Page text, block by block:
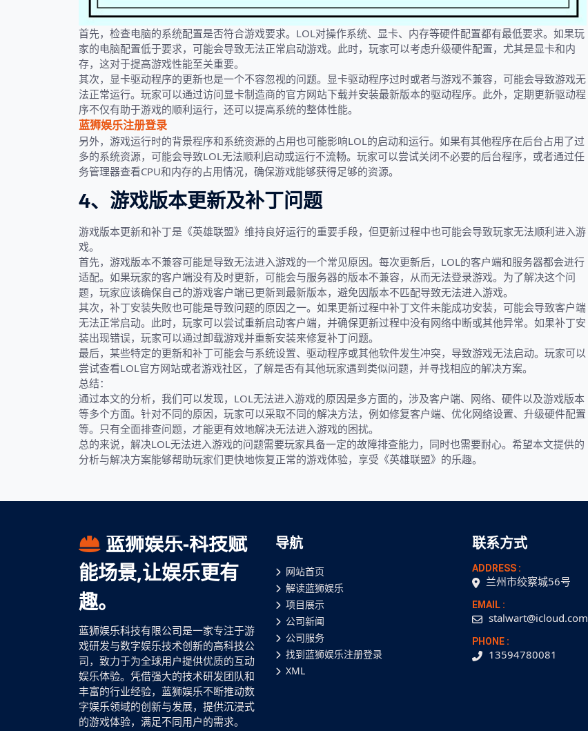
首先，检查电脑的系统配置是否符合游戏要求。LOL对操作系统、显卡、内存等硬件配置都有最低要求。如果玩
家的电脑配置低于要求，可能会导致无法正常启动游戏。此时，玩家可以考虑升级硬件配置，尤其是显卡和内
存，这对于提高游戏性能至关重要。
其次，显卡驱动程序的更新也是一个不容忽视的问题。显卡驱动程序过时或者与游戏不兼容，可能会导致游戏无
法正常运行。玩家可以通过访问显卡制造商的官方网站下载并安装最新版本的驱动程序。此外，定期更新驱动程
序不仅有助于游戏的顺利运行，还可以提高系统的整体性能。
蓝狮娱乐注册登录
另外，游戏运行时的背景程序和系统资源的占用也可能影响LOL的启动和运行。如果有其他程序在后台占用了过
多的系统资源，可能会导致LOL无法顺利启动或运行不流畅。玩家可以尝试关闭不必要的后台程序，或者通过任
务管理器查看CPU和内存的占用情况，确保游戏能够获得足够的资源。
4、游戏版本更新及补丁问题
游戏版本更新和补丁是《英雄联盟》维持良好运行的重要手段，但更新过程中也可能会导致玩家无法顺利进入游
戏。
首先，游戏版本不兼容可能是导致无法进入游戏的一个常见原因。每次更新后，LOL的客户端和服务器都会进行
适配。如果玩家的客户端没有及时更新，可能会与服务器的版本不兼容，从而无法登录游戏。为了解决这个问
题，玩家应该确保自己的游戏客户端已更新到最新版本，避免因版本不匹配导致无法进入游戏。
其次，补丁安装失败也可能是导致问题的原因之一。如果更新过程中补丁文件未能成功安装，可能会导致客户端
无法正常启动。此时，玩家可以尝试重新启动客户端，并确保更新过程中没有网络中断或其他异常。如果补丁安
装出现错误，玩家可以通过卸载游戏并重新安装来修复补丁问题。
最后，某些特定的更新和补丁可能会与系统设置、驱动程序或其他软件发生冲突，导致游戏无法启动。玩家可以
尝试查看LOL官方网站或者游戏社区，了解是否有其他玩家遇到类似问题，并寻找相应的解决方案。
总结：
通过本文的分析，我们可以发现，LOL无法进入游戏的原因是多方面的，涉及客户端、网络、硬件以及游戏版本
等多个方面。针对不同的原因，玩家可以采取不同的解决方法，例如修复客户端、优化网络设置、升级硬件配置
等。只有全面排查问题，才能更有效地解决无法进入游戏的困扰。
总的来说，解决LOL无法进入游戏的问题需要玩家具备一定的故障排查能力，同时也需要耐心。希望本文提供的
分析与解决方案能够帮助玩家们更快地恢复正常的游戏体验，享受《英雄联盟》的乐趣。
蓝狮娱乐-科技赋
能场景,让娱乐更有
趣。
蓝狮娱乐科技有限公司是一家专注于游
戏研发与数字娱乐技术创新的高科技公
司，致力于为全球用户提供优质的互动
娱乐体验。凭借强大的技术研发团队和
丰富的行业经验，蓝狮娱乐不断推动数
字娱乐领域的创新与发展，提供沉浸式
的游戏体验，满足不同用户的需求。
导航
网站首页
解读蓝狮娱乐
项目展示
公司新闻
公司服务
找到蓝狮娱乐注册登录
XML
联系方式
ADDRESS :
兰州市绞察城56号
EMAIL :
stalwart@icloud.com
PHONE :
13594780081